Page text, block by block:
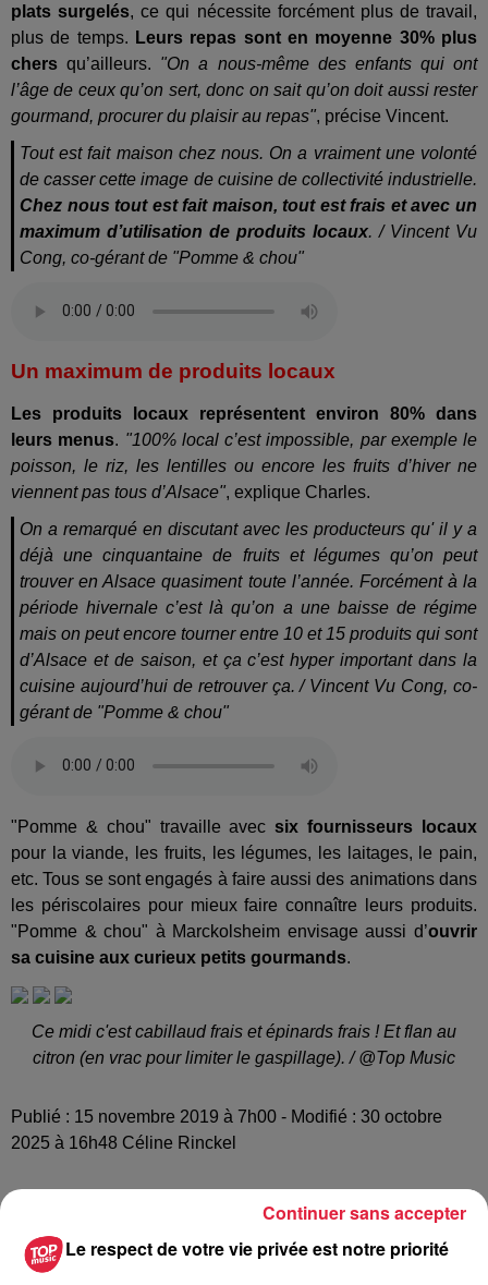
plats surgelés, ce qui nécessite forcément plus de travail,
plus de temps. Leurs repas sont en moyenne 30% plus
chers qu’ailleurs. "On a nous-même des enfants qui ont
l’âge de ceux qu’on sert, donc on sait qu’on doit aussi rester
gourmand, procurer du plaisir au repas", précise Vincent.
Tout est fait maison chez nous. On a vraiment une volonté
de casser cette image de cuisine de collectivité industrielle.
Chez nous tout est fait maison, tout est frais et avec un
maximum d’utilisation de produits locaux. / Vincent Vu
Cong, co-gérant de "Pomme & chou"
Un maximum de produits locaux
Les produits locaux représentent environ 80% dans
leurs menus. "100% local c’est impossible, par exemple le
poisson, le riz, les lentilles ou encore les fruits d’hiver ne
viennent pas tous d’Alsace", explique Charles.
On a remarqué en discutant avec les producteurs qu' il y a
déjà une cinquantaine de fruits et légumes qu’on peut
trouver en Alsace quasiment toute l’année. Forcément à la
période hivernale c’est là qu’on a une baisse de régime
mais on peut encore tourner entre 10 et 15 produits qui sont
d’Alsace et de saison, et ça c’est hyper important dans la
cuisine aujourd’hui de retrouver ça. / Vincent Vu Cong, co-
gérant de "Pomme & chou"
"Pomme & chou" travaille avecsix fournisseurs locaux
pour la viande, les fruits, les légumes, les laitages, le pain,
etc. Tous se sont engagés à faire aussi des animations dans
les périscolaires pour mieux faire connaître leurs produits.
"Pomme & chou" à Marckolsheim envisage aussi d’ouvrir
sa cuisine aux curieux petits gourmands.
Ce midi c'est cabillaud frais et épinards frais ! Et flan au
citron (en vrac pour limiter le gaspillage). / @Top Music
Publié : 15 novembre 2019 à 7h00 - Modifié : 30 octobre
2025 à 16h48 Céline Rinckel
A lire aussi
Le respect de votre vie privée est notre priorité
Continuer sans accepter